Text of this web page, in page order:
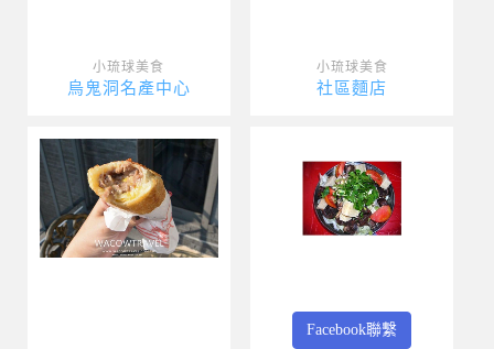
小琉球美食
烏鬼洞名產中心
小琉球美食
社區麵店
Facebook聯繫